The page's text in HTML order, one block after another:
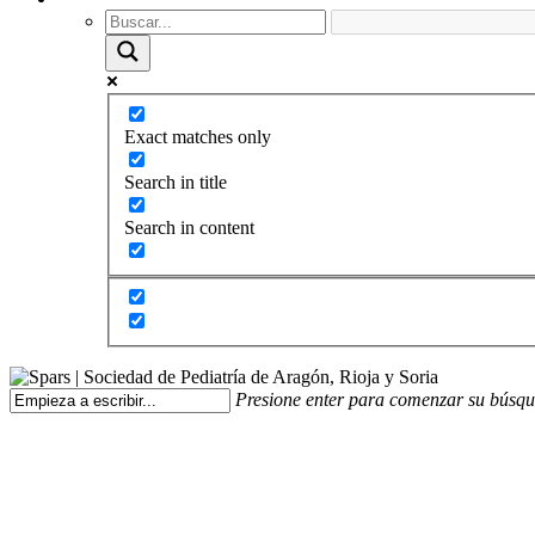
Exact matches only
Search in title
Search in content
Presione enter para comenzar su